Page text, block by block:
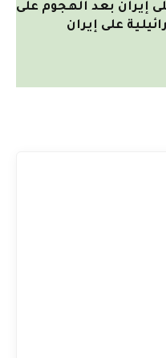
إيران بعد الهجوم على
على إيران